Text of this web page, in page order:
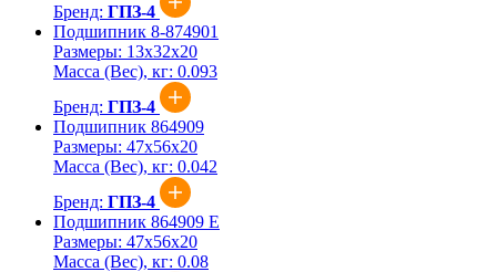
Бренд: ГПЗ-4
Подшипник 8-874901
Размеры: 13x32x20
Масса (Вес), кг: 0.093
Бренд: ГПЗ-4
Подшипник 864909
Размеры: 47x56x20
Масса (Вес), кг: 0.042
Бренд: ГПЗ-4
Подшипник 864909 Е
Размеры: 47x56x20
Масса (Вес), кг: 0.08